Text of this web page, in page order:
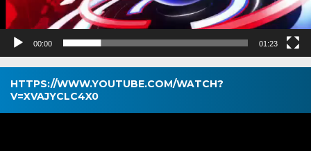
00:00 01:23
HTTPS://WWW.YOUTUBE.COM/WATCH?
V=XVAJYCLC4X0
Pemutar